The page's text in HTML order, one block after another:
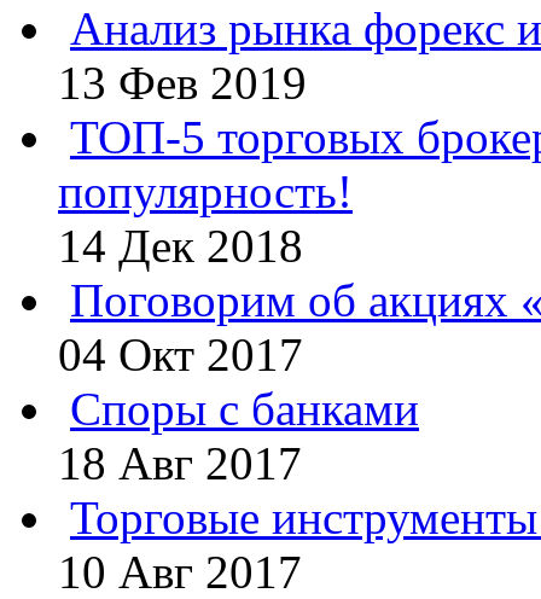
Анализ рынка форекс
13 Фев 2019
ТОП-5 торговых
популярность!
14 Дек 2018
Поговорим об акциях
04 Окт 2017
Споры с банками
18 Авг 2017
Торговые
10 Авг 2017